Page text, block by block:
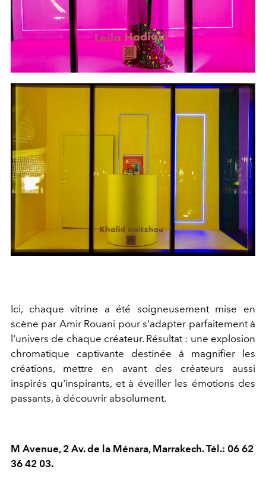
Ici, chaque vitrine a été soigneusement mise en
scène par Amir Rouani pour s'adapter parfaitement à
l'univers de chaque créateur. Résultat : une explosion
chromatique captivante destinée à magnifier les
créations, mettre en avant des créateurs aussi
inspirés qu'inspirants, et à éveiller les émotions des
passants, à découvrir absolument.
M Avenue, 2 Av. de la Ménara, Marrakech. Tél.: 06 62
36 42 03.